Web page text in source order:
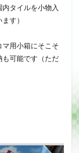
内タイルを小物入
す）
用小箱にそこそ
も可能です（ただ